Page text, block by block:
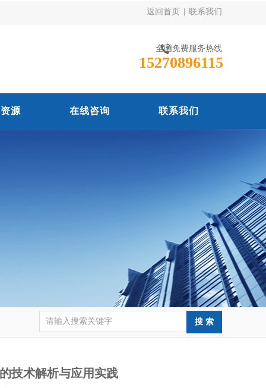
返回首页 联系我们
全国免费服务热线
15270896115
源 在线咨询 联系我们
技术解析与应用实践